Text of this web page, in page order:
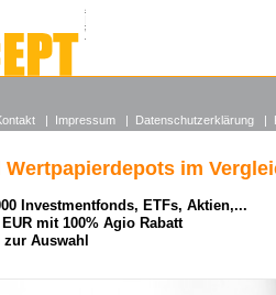
Alle offenen Fonds
Wieso Hedgefonds?
Wertpapierdepots im
Investmentfonds, ETFs, Aktien,...
EUR mit 100% Agio Rabatt
zur Auswahl
| Impressum | Datenschutzerklärung |